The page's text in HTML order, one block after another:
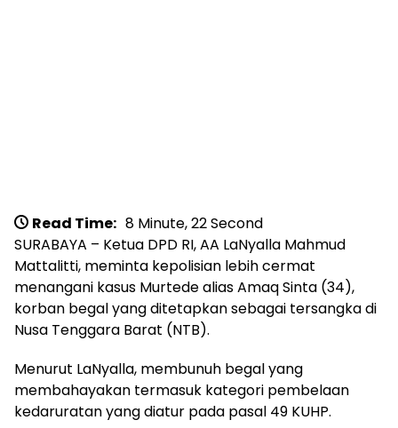
Read Time: 8 Minute, 22 Second
SURABAYA – Ketua DPD RI, AA LaNyalla Mahmud
Mattalitti, meminta kepolisian lebih cermat
menangani kasus Murtede alias Amaq Sinta (34),
korban begal yang ditetapkan sebagai tersangka di
Nusa Tenggara Barat (NTB).
Menurut LaNyalla, membunuh begal yang
membahayakan termasuk kategori pembelaan
kedaruratan yang diatur pada pasal 49 KUHP.